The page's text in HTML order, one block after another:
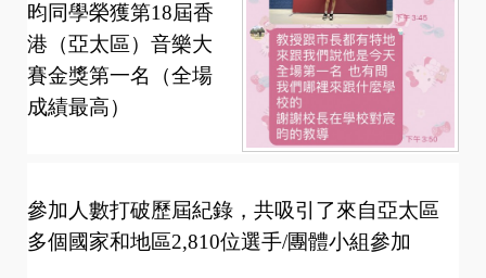
昀同學榮獲第18屆香
港（亞太區）音樂大
賽金獎第一名（全場
成績最高）
參加人數打破歷屆紀錄，共吸引了來自亞太區
多個國家和地區2,810位選手/團體小組參加